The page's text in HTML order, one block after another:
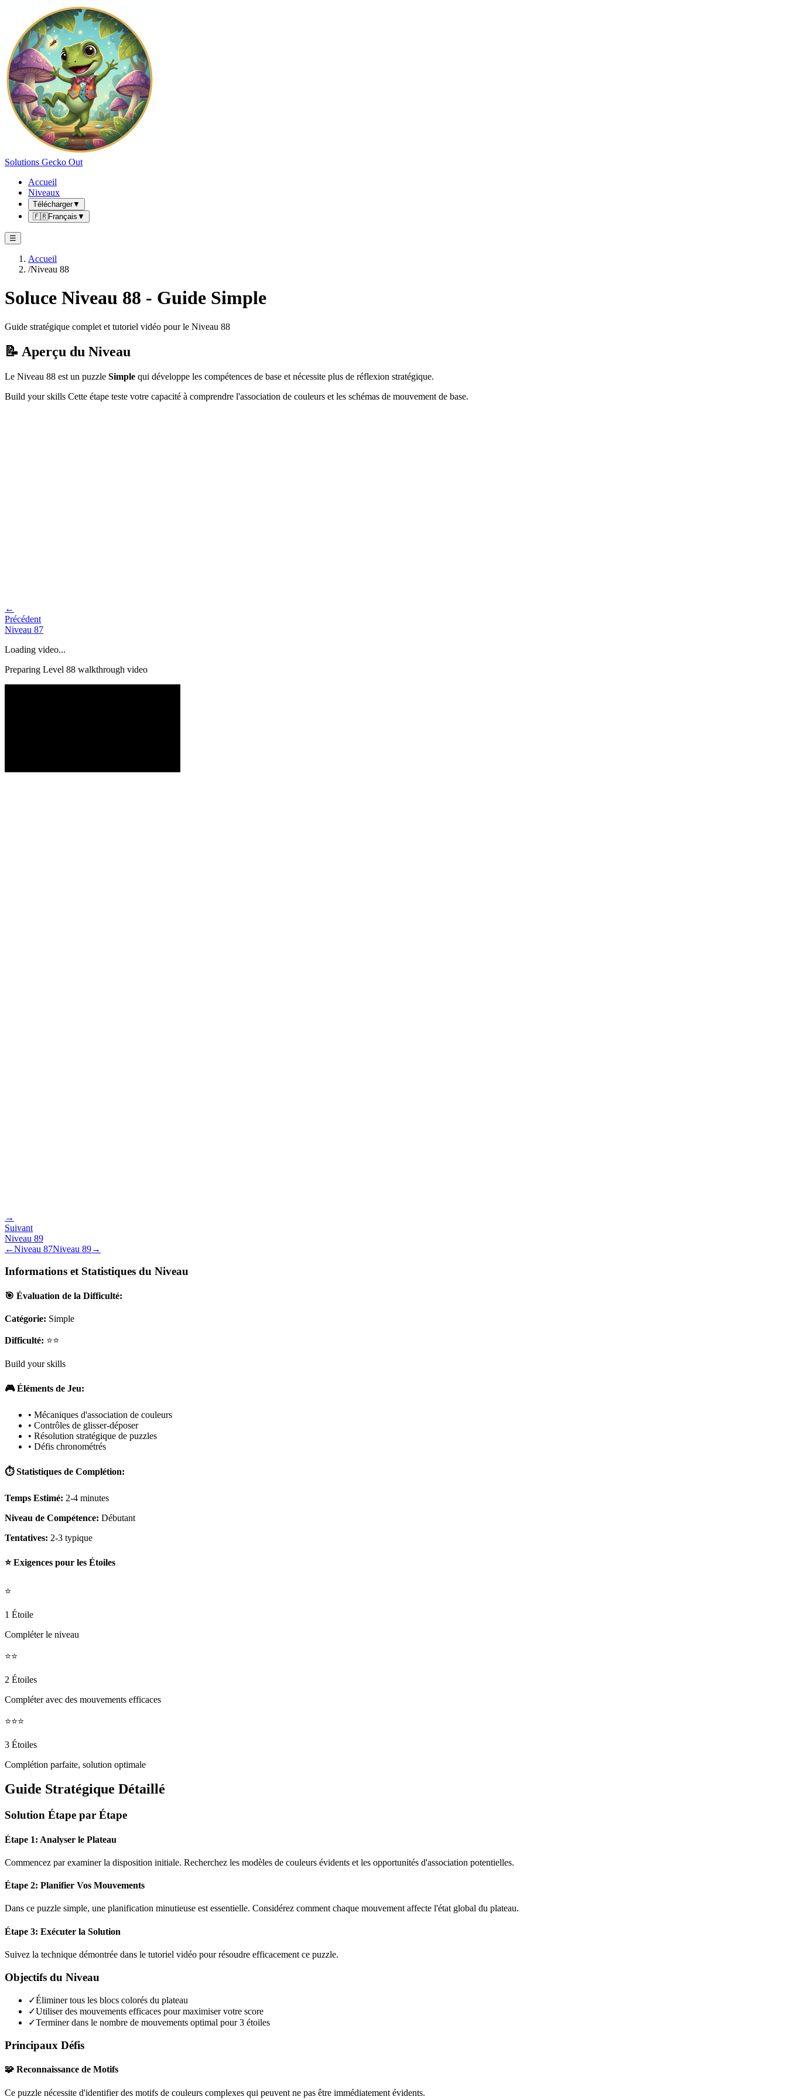
Solutions Gecko Out
Accueil
Niveaux
Télécharger▼
🇫🇷Français ▼
☰
Accueil
/Niveau 88
Soluce Niveau 88 - Guide Simple
Guide stratégique complet et tutoriel vidéo pour le Niveau 88
📝 Aperçu du Niveau
Le Niveau 88 est un puzzle Simple qui développe les compétences de base et nécessite plus de réflexion stratégique.
Build your skills Cette étape teste votre capacité à comprendre l'association de couleurs et les schémas de mouvement de base.
←
Précédent
Niveau 87
Loading video...
Preparing Level 88 walkthrough video
→
Suivant
Niveau 89
←Niveau 87Niveau 89→
Informations et Statistiques du Niveau
🎯 Évaluation de la Difficulté:
Catégorie: Simple
Difficulté: ⭐⭐
Build your skills
🎮 Éléments de Jeu:
• Mécaniques d'association de couleurs
• Contrôles de glisser-déposer
• Résolution stratégique de puzzles
• Défis chronométrés
⏱️ Statistiques de Complétion:
Temps Estimé: 2-4 minutes
Niveau de Compétence: Débutant
Tentatives: 2-3 typique
⭐ Exigences pour les Étoiles
⭐
1 Étoile
Compléter le niveau
⭐⭐
2 Étoiles
Compléter avec des mouvements efficaces
⭐⭐⭐
3 Étoiles
Complétion parfaite, solution optimale
Guide Stratégique Détaillé
Solution Étape par Étape
Étape 1: Analyser le Plateau
Commencez par examiner la disposition initiale. Recherchez les modèles de couleurs évidents et les opportunités d'association potentielles.
Étape 2: Planifier Vos Mouvements
Dans ce puzzle simple, une planification minutieuse est essentielle. Considérez comment chaque mouvement affecte l'état global du plateau.
Étape 3: Exécuter la Solution
Suivez la technique démontrée dans le tutoriel vidéo pour résoudre efficacement ce puzzle.
Objectifs du Niveau
✓Éliminer tous les blocs colorés du plateau
✓Utiliser des mouvements efficaces pour maximiser votre score
✓Terminer dans le nombre de mouvements optimal pour 3 étoiles
Principaux Défis
🧩 Reconnaissance de Motifs
Ce puzzle nécessite d'identifier des motifs de couleurs complexes qui peuvent ne pas être immédiatement évidents.